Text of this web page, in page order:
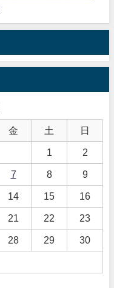
金 土 日
1 2
7 8 9
14 15 16
21 22 23
28 29 30